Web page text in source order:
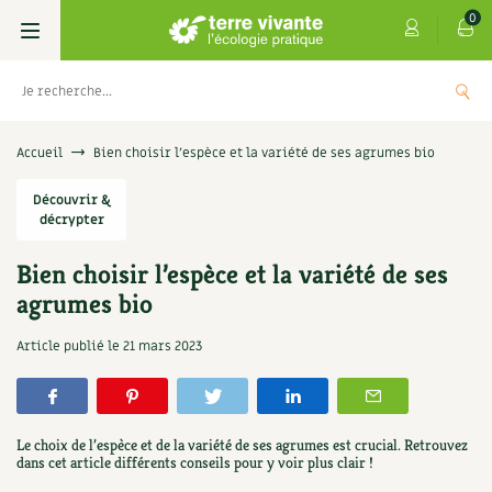
0
Livres
Permaculture, Jardin bio
Techniques de jardinage
Verger, arbres
Aménagement jardin
Les 4 saisons
Se réabonner
Offrir un abonnement
Les numéros
4 saisons
Graines, semences
Aromatiques
Florales
Cartes cadeau
Découvrir le Centre
Visiter en famille, entre amis
Accueil Bien choisir l’espèce et la variété de ses agrumes bio
Découvrir &
décrypter
Bien choisir l’espèce et la variété de ses
agrumes bio
Article publié le 21 mars 2023
Le choix de l’espèce et de la variété de ses agrumes est crucial. Retrouvez
dans cet article différents conseils pour y voir plus clair !
5,00€